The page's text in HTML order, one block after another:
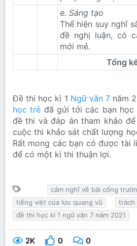
e. Sáng tạo
Thể hiện suy nghĩ
đề nghị luận, có
mới mẻ.
Tổng
Đề thi học kì 1 Ngữ văn 7 năm
học trẻ đã gửi tới các bạn học
đề thi và đáp án tham khảo
cuộc thi khảo sát chất lượng
Rất mong các bạn có được tài
để có một kì thi thuận lợi.
T
ừ
k
h
ó
cảm nghĩ về bài cổng
tiếng việt của lưu quang vũ
trách
đề thi học kì 1 ngữ văn 7 năm 2021
2K 0 0